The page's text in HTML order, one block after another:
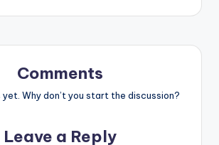
Comments
Why don’t you start the discussion?
Leave a Reply